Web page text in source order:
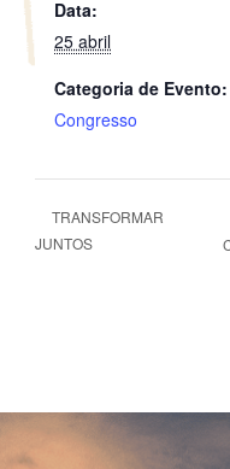
Data:
25 abril
Categoria de Evento:
Congresso
TRANSFORMAR
JUNTOS